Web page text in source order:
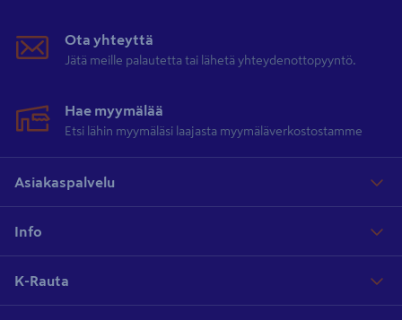
Ota yhteyttä
Jätä meille palautetta tai lähetä yhteydenottopyyntö.
Hae myymälää
Etsi lähin myymäläsi laajasta myymäläverkostostamme
Asiakaspalvelu
Info
K-Rauta